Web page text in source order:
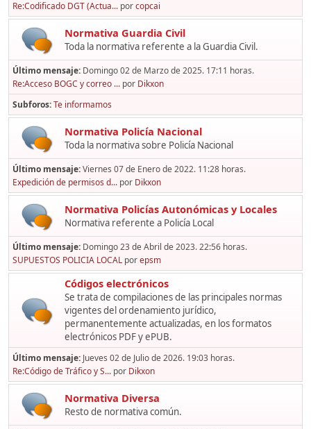
Re:Codificado DGT (Actua... porcopcai
Normativa Guardia Civil
Toda la normativa referente a la Guardia Civil.
Último mensaje: Domingo 02 de Marzo de 2025. 17:11 horas.
Re:Acceso BOGC y correo ... por Dikxon
Subforos Te informamos
Normativa Policía Nacional
Toda la normativa sobre Policía Nacional
Último mensaje:Viernes 07 de Enero de 2022. 11:28 horas.
Expedición de permisos d... por Dikxon
Normativa Policías Autonómicas y Locales
Normativa referente a Policía Local
Último mensaje: Domingo 23 de Abril de 2023. 22:56 horas.
SUPUESTOS POLICIA LOCAL porepsm
Códigos electrónicos
Se trata de compilaciones de las principales normas
vigentes del ordenamiento jurídico,
permanentemente actualizadas, en los formatos
electrónicos PDF y ePUB.
Último mensaje: Jueves 02 de Julio de 2026. 19:03 horas.
Re:Código de Tráfico y S... por Dikxon
Normativa Diversa
Resto de normativa común.